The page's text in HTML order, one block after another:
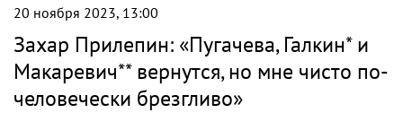
20 ноября 2023, 13:00
Захар Прилепин: «Пугачева, Галкин* и
Макаревич** вернутся, но мне чисто по-
человечески брезгливо»